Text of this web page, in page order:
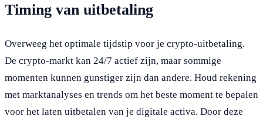
Timing van uitbetaling
Overweeg het optimale tijdstip voor je crypto-uitbetaling.
De crypto-markt kan 24/7 actief zijn, maar sommige
momenten kunnen gunstiger zijn dan andere. Houd rekening
met marktanalyses en trends om het beste moment te bepalen
voor het laten uitbetalen van je digitale activa. Door deze